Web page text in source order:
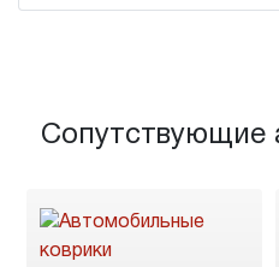
Сопутствующие